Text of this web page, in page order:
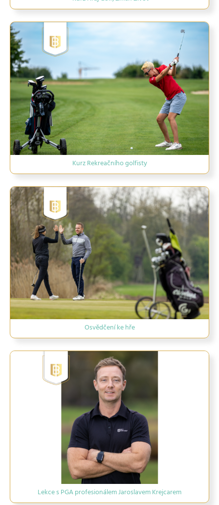
Kurz Rekreačního golfisty
Osvědčení ke hře
Lekce s PGA profesionálem Jaroslavem Krejcarem